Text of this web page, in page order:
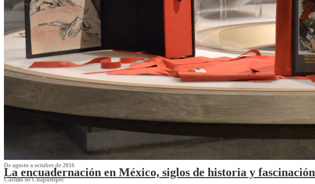
De agosto a octubre de 2016
La encuadernación en México, siglos de historia y fascinación
Castillo de Chapultepec